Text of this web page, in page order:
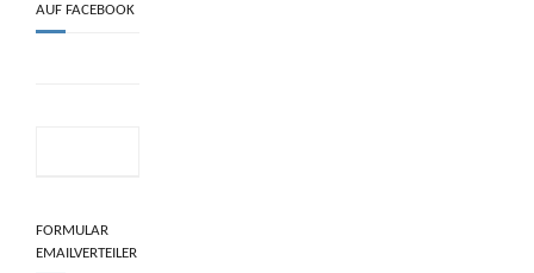
AUF FACEBOOK
FORMULAR
EMAILVERTEILER